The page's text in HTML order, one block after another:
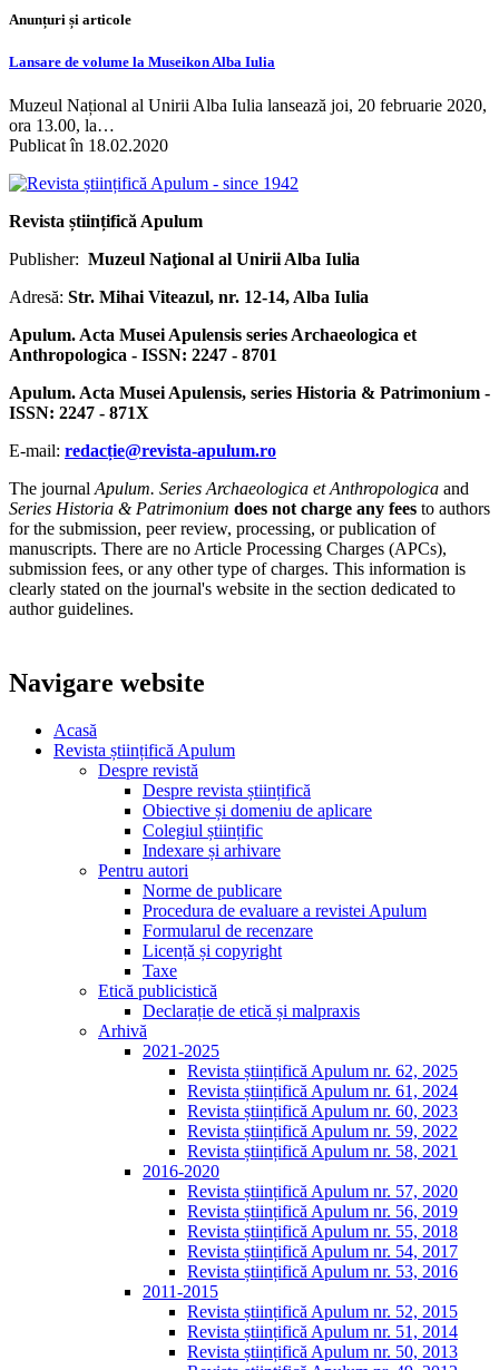
Anunțuri și articole
Lansare de volume la Museikon Alba Iulia
Muzeul Național al Unirii Alba Iulia lansează joi, 20 februarie 2020,
ora 13.00, la…
Publicat în 18.02.2020
Revista științifică Apulum
Publisher: Muzeul Naţional al Unirii Alba Iulia
Adresă: Str. Mihai Viteazul, nr. 12-14, Alba Iulia
Apulum. Acta Musei Apulensis series Archaeologica et
Anthropologica - ISSN: 2247 - 8701
Apulum. Acta Musei Apulensis, series Historia & Patrimonium -
ISSN: 2247 - 871X
E-mail: redacție@revista-apulum.ro
The journalApulum. Series Archaeologica et Anthropologica and
Series Historia & Patrimonium does not charge any fees to authors
for the submission, peer review, processing, or publication of
manuscripts. There are no Article Processing Charges (APCs),
submission fees, or any other type of charges. This information is
clearly stated on the journal's website in the section dedicated to
author guidelines.
Navigare website
Acasă
Revista științifică Apulum
Despre revistă
Despre revista științifică
Obiective și domeniu de aplicare
Colegiul științific
Indexare și arhivare
Pentru autori
Norme de publicare
Procedura de evaluare a revistei Apulum
Formularul de recenzare
Licență și copyright
Taxe
Etică publicistică
Declarație de etică și malpraxis
Arhivă
2021-2025
Revista științifică Apulum nr. 62, 2025
Revista științifică Apulum nr. 61, 2024
Revista științifică Apulum nr. 60, 2023
Revista științifică Apulum nr. 59, 2022
Revista științifică Apulum nr. 58, 2021
2016-2020
Revista științifică Apulum nr. 57, 2020
Revista științifică Apulum nr. 56, 2019
Revista științifică Apulum nr. 55, 2018
Revista științifică Apulum nr. 54, 2017
Revista științifică Apulum nr. 53, 2016
2011-2015
Revista științifică Apulum nr. 52, 2015
Revista științifică Apulum nr. 51, 2014
Revista științifică Apulum nr. 50, 2013